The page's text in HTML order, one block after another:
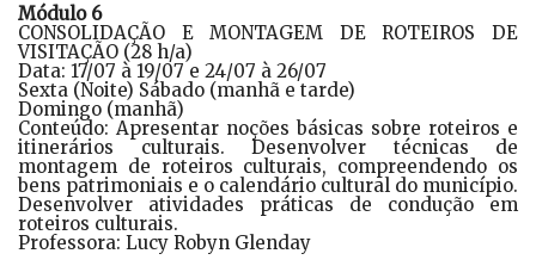
Módulo 6
CONSOLIDAÇÃO E MONTAGEM DE ROTEIROS DE
VISITAÇÃO (28 h/a)
Data: 17/07 à 19/07 e 24/07 à 26/07
Sexta (Noite) Sábado (manhã e tarde)
Domingo (manhã)
Conteúdo: Apresentar noções básicas sobre roteiros e
itinerários culturais. Desenvolver técnicas de
montagem de roteiros culturais, compreendendo os
bens patrimoniais e o calendário cultural do município.
Desenvolver atividades práticas de condução em
roteiros culturais.
Professora: Lucy Robyn Glenday